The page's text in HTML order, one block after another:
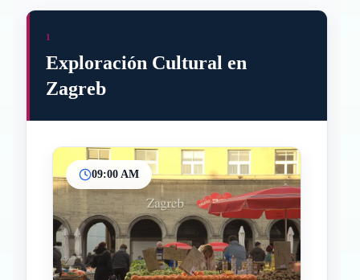
1
Exploración Cultural en
Zagreb
09:00 AM